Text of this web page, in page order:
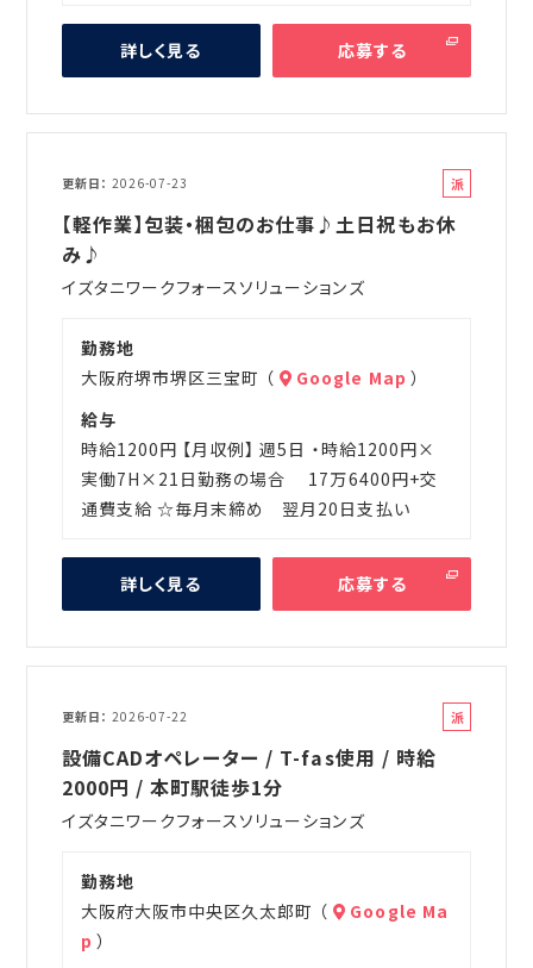
詳しく見る 応募する
更新日 2026-07-23
派
【軽作業】包装・梱包のお仕事♪土日祝もお休
み♪
イズタニワークフォースソリューションズ
勤務地
大阪府堺市堺区三宝町 （
Google Map ）
給与
時給1200円 【月収例】 週5日 ・時給1200円×
実働7H×21日勤務の場合 17万6400円+交
通費支給 ☆毎月末締め 翌月20日支払い
詳しく見る 応募する
更新日 2026-07-22
派
設備CADオペレーター / T-fas使用 / 時給
2000円 / 本町駅徒歩1分
イズタニワークフォースソリューションズ
勤務地
大阪府大阪市中央区久太郎町 （
Google Ma
p ）